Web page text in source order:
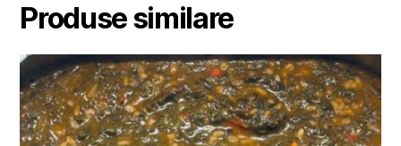
Produse similare